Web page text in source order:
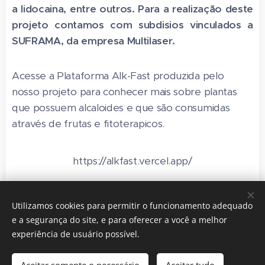
a lidocaina, entre outros. Para a realização deste
projeto contamos com subdisios vinculados a
SUFRAMA, da empresa Multilaser.
Acesse a Plataforma Alk-Fast produzida pelo
nosso projeto para conhecer mais sobre plantas
que possuem alcaloides e que são consumidas
através de frutas e fitoterapicos.
https://alkfast.vercel.app/
© 2024 Centro Gerontec- Fundação Universidade Aberta da
Terceira Idade - Manaus, Amazonas
Utilizamos cookies para permitir o funcionamento adequado
e a segurança do site, e para oferecer a você a melhor
experiência de usuário possível.